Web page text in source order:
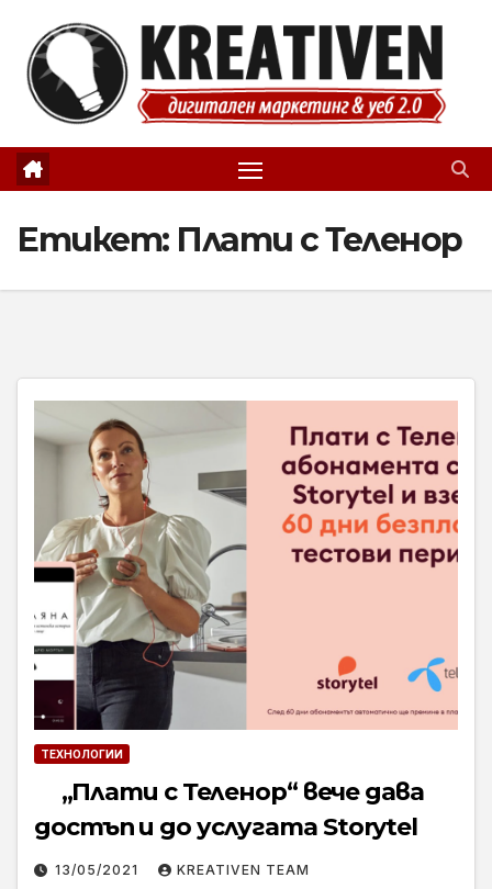
content
Етикет: Плати с Теленор
ТЕХНОЛОГИИ
„Плати с Теленор“ вече дава
13/05/2021 KREATIVEN TEAM